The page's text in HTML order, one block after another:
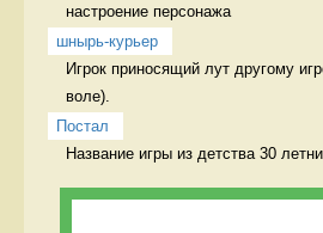
настроение персонажа
шнырь-курьер
Игрок приносящий лут другому
воле).
Постал
Название игры из детства 30